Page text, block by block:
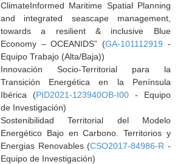
ClimateInformed Maritime Spatial Planning
and integrated seascape management,
towards a resilient & inclusive Blue
Economy – OCEANIDS” (GA-101112919 -
Equipo Trabajo (Alta/Baja))
Innovación Socio-Territorial para la
Transición Energética en la Península
Ibérica (PID2021-123940OB-I00- Equipo
de Investigación)
Sostenibilidad Territorial del Modelo
Energético Bajo en Carbono. Territorios y
Energias Renovables (CSO2017-84986-R -
Equipo de Investigación)